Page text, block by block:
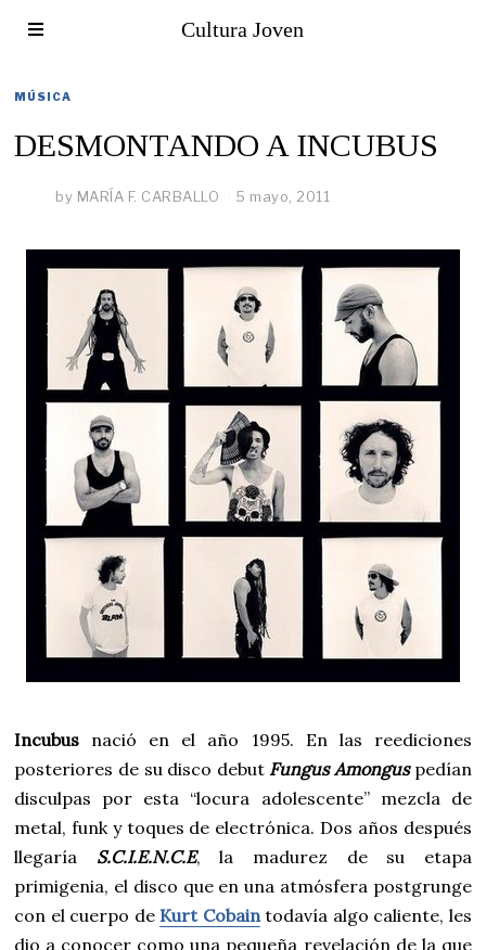
Cultura Joven
MÚSICA
DESMONTANDO A INCUBUS
by MARÍA F. CARBALLO 5 mayo, 2011
Incubus nació en el año 1995. En las reediciones
posteriores de su disco debut Fungus Amonguspedían
disculpas por esta “locura adolescente” mezcla de
metal, funk y toques de electrónica. Dos años después
llegaría S.C.I.E.N.C.E, la madurez de su etapa
primigenia, el disco que en una atmósfera postgrunge
con el cuerpo de Kurt Cobaintodavía algo caliente, les
dio a conocer como una pequeña revelación de la que